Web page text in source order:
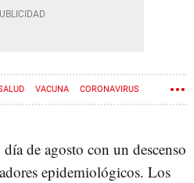
VACUNA CORONAVIRUS
de agosto con un descenso
epidemiológicos. Los